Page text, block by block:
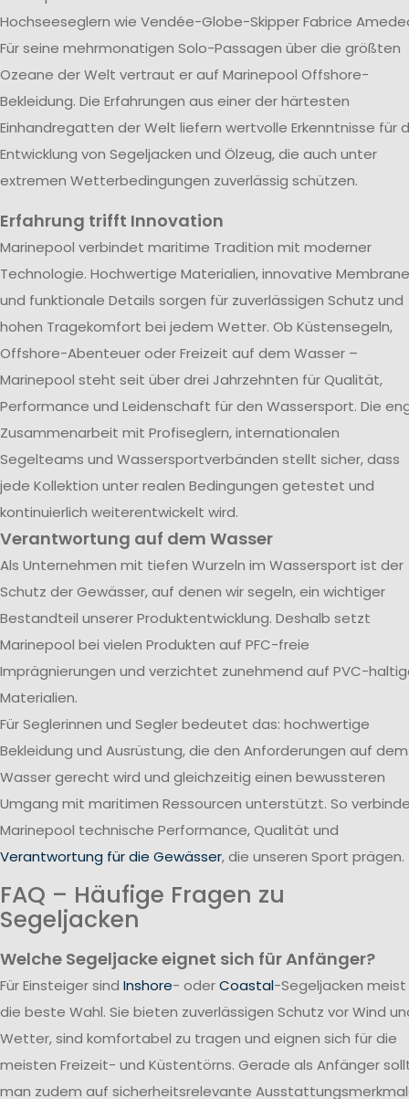
Hochseeseglern wie Vendée-Globe-Skipper Fabrice
Für seine mehrmonatigen Solo-Passagen über die größten
Ozeane der Welt vertraut er auf Marinepool Offshore-
Bekleidung. Die Erfahrungen aus einer der härtesten
Einhandregatten der Welt liefern wertvolle Erkenntnisse für
Entwicklung von Segeljacken und Ölzeug, die auch unter
extremen Wetterbedingungen zuverlässig schützen.
Erfahrung trifft Innovation
Marinepool verbindet maritime Tradition mit moderner
Technologie. Hochwertige Materialien, innovative
und funktionale Details sorgen für zuverlässigen Schutz und
hohen Tragekomfort bei jedem Wetter. Ob Küstensegeln,
Offshore-Abenteuer oder Freizeit auf dem Wasser –
Marinepool steht seit über drei Jahrzehnten für Qualität,
Performance und Leidenschaft für den Wassersport. Die
Zusammenarbeit mit Profiseglern, internationalen
Segelteams und Wassersportverbänden stellt sicher, dass
jede Kollektion unter realen Bedingungen getestet und
kontinuierlich weiterentwickelt wird.
Verantwortung auf dem Wasser
Als Unternehmen mit tiefen Wurzeln im Wassersport ist der
Schutz der Gewässer, auf denen wir segeln, ein wichtiger
Bestandteil unserer Produktentwicklung. Deshalb setzt
Marinepool bei vielen Produkten auf PFC-freie
Imprägnierungen und verzichtet zunehmend auf PVC-
Materialien.
Für Seglerinnen und Segler bedeutet das: hochwertige
Bekleidung und Ausrüstung, die den Anforderungen auf dem
Wasser gerecht wird und gleichzeitig einen bewussteren
Umgang mit maritimen Ressourcen unterstützt. So
Marinepool technische Performance, Qualität und
Verantwortung für die Gewässer, die unseren Sport prägen.
FAQ – Häufige Fragen zu
Segeljacken
Welche Segeljacke eignet sich für Anfänger?
Für Einsteiger sind Inshore- oderCoastal-Segeljacken meist
die beste Wahl. Sie bieten zuverlässigen Schutz vor Wind
Wetter, sind komfortabel zu tragen und eignen sich für die
meisten Freizeit- und Küstentörns. Gerade als Anfänger
man zudem auf sicherheitsrelevante